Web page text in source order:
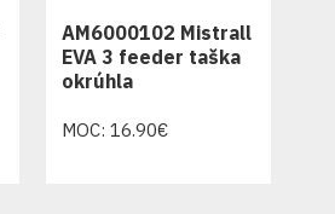
AM6000102 Mistrall
EVA 3 feeder taška
okrúhla
MOC: 16.90€